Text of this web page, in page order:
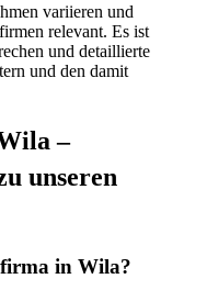
variieren und
relevant. Es ist
und detaillierte
und den damit
–
unseren
in Wila?